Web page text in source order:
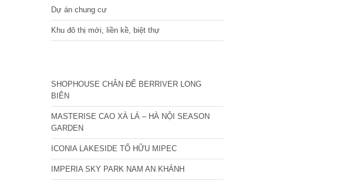
Dự án chung cư
Khu đô thị mới, liền kề, biệt thự
SHOPHOUSE CHÂN ĐẾ BERRIVER LONG
BIÊN
MASTERISE CAO XÀ LÁ – HÀ NỘI SEASON
GARDEN
ICONIA LAKESIDE TỐ HỮU MIPEC
IMPERIA SKY PARK NAM AN KHÁNH